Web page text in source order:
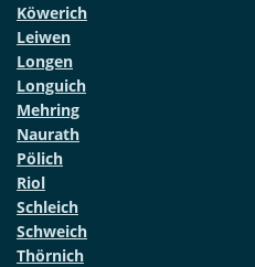
Köwerich
Leiwen
Longen
Longuich
Mehring
Naurath
Pölich
Riol
Schleich
Schweich
Thörnich